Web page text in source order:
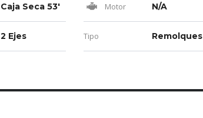
Caja Seca 53' Motor N/A
2 Ejes Tipo Remolques